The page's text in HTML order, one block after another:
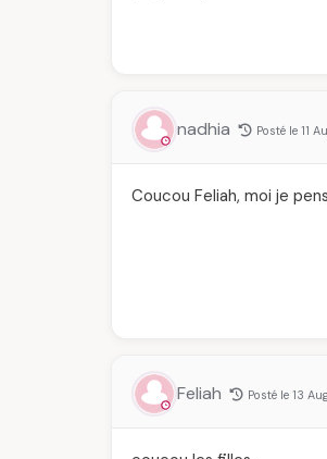
nadhia Posté le 11
Coucou Feliah, moi je
Feliah Posté le 13